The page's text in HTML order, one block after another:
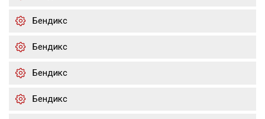
Бендикс
Бендикс
Бендикс
Бендикс